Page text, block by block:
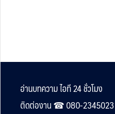
Footer
อ่านบทความ ไอที 24 ชั่วโมง
ติดต่องาน ☎︎ 080-2345023